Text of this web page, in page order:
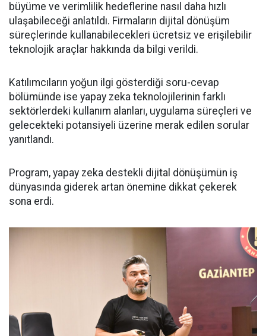
büyüme ve verimlilik hedeflerine nasıl daha hızlı
ulaşabileceği anlatıldı. Firmaların dijital dönüşüm
süreçlerinde kullanabilecekleri ücretsiz ve erişilebilir
teknolojik araçlar hakkında da bilgi verildi.
Katılımcıların yoğun ilgi gösterdiği soru-cevap
bölümünde ise yapay zeka teknolojilerinin farklı
sektörlerdeki kullanım alanları, uygulama süreçleri ve
gelecekteki potansiyeli üzerine merak edilen sorular
yanıtlandı.
Program, yapay zeka destekli dijital dönüşümün iş
dünyasında giderek artan önemine dikkat çekerek
sona erdi.